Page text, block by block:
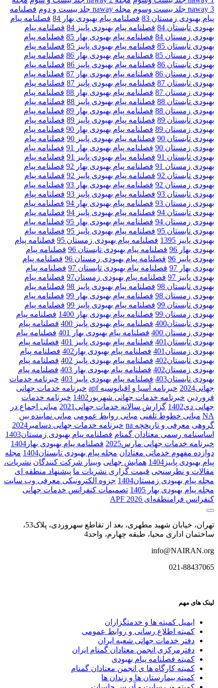
naway 3 جلد بیست وسوم
مجله naway جلد بیست و دوم
فصلنامه
پیام بهبودی زمستان 83
فصلنامه پیام بهبودی بهار 84
فصلنامه پیام
بهبودی تابستان 84
فصلنامه پیام بهبودی پاییز 84
فصلنامه پیام
بهبودی زمستان 84
فصلنامه پیام بهبودی بهار 85
فصلنامه پیام
بهبودی تابستان 85
فصلنامه پیام بهبودی پاییز 85
فصلنامه پیام
بهبودی زمستان 85
فصلنامه پیام بهبودی بهار 86
فصلنامه پیام
بهبودی تابستان 86
فصلنامه پیام بهبودی پاییز 86
فصلنامه پیام
بهبودی زمستان 86
فصلنامه پیام بهبودی بهار 87
فصلنامه پیام
بهبودی تابستان 87
فصلنامه پیام بهبودی پاییز 87
فصلنامه پیام
بهبودی زمستان 87
فصلنامه پیام بهبودی بهار 88
فصلنامه پیام
بهبودی تابستان 88
فصلنامه پیام بهبودی پاییز 88
فصلنامه پیام
بهبودی زمستان 88
فصلنامه پیام بهبودی بهار 89
فصلنامه پیام
بهبودی تابستان 89
فصلنامه پیام بهبودی پاییز 89
فصلنامه پیام
بهبودی زمستان 89
فصلنامه پیام بهبودی بهار 90
فصلنامه پیام
بهبودی تابستان 90
فصلنامه پیام بهبودی پاییز 90
فصلنامه پیام
بهبودی زمستان 90
فصلنامه پیام بهبودی بهار 91
فصلنامه پیام
بهبودی تابستان 91
فصلنامه پیام بهبودی پاییز 91
فصلنامه پیام
بهبودی زمستان 91
فصلنامه پیام بهبودی بهار 92
فصلنامه پیام
بهبودی تابستان 92
فصلنامه پیام بهبودی پاییز 92
فصلنامه پیام
بهبودی زمستان 92
فصلنامه پیام بهبودی بهار 93
فصلنامه پیام
بهبودی تابستان 93
فصلنامه پیام بهبودی پاییز 93
فصلنامه پیام
بهبودی زمستان 93
فصلنامه پیام بهبودی بهار 94
فصلنامه پیام
بهبودی تابستان 94
فصلنامه پیام بهبودی پاییز 94
فصلنامه پیام
بهبودی زمستان 94
فصلنامه پیام بهبودی بهار 95
فصلنامه پیام
بهبودی تابستان 95
فصلنامه پیام بهبودی پاییز 95
فصلنامه پیام
بهبودی پاییز 1395
فصلنامه پیام بهبودی زمستان 95
فصلنامه پیام
بهبودی بهار 96
فصلنامه پیام بهبودی تابستان 96
فصلنامه پیام
بهبودی پاییز 96
فصلنامه پیام بهبودی زمستان 96
فصلنامه پیام
بهبودی بهار 97
فصلنامه پیام بهبودی تابستان 97
فصلنامه پیام
بهبودی پاییز 97
فصلنامه پیام بهبودی زمستان97
فصلنامه پیام
بهبودی تابستان 98
فصلنامه پیام بهبودی پاییز 98
فصلنامه پیام
بهبودی زمستان 98
فصلنامه پیام بهبودی بهار 99
فصلنامه پیام
بهبودی تابستان 99
فصلنامه پیام بهبودی پاییز 99
فصلنامه پیام
بهبودی زمستان 99
فصلنامه پیام بهبودی بهار 1400
فصلنامه پیام
بهبودی تابستان400
فصلنامه پیام بهبودی پاییز 400
فصلنامه پیام
بهبودی زمستان 400
فصلنامه پیام بهبودی بهار 401
فصلنامه پیام
بهبودی تابستان401
فصلنامه پیام بهبودی پاییز 401
فصلنامه پیام
بهبودی زمستان401
فصلنامه پیام بهبودی بهار402
فصلنامه پیام
بهبودی تابستان402
فصلنامه پیام بهبودی پاییز 402
فصلنامه پیام
بهبودی زمستان402
فصلنامه پیام بهبودی بهار 403
فصلنامه پیام
بهبودی تابستان403
فصلنامه پیام بهبودی پاییز 403
خبرنامه خدمات
جهانی2024
خبرنامه آسیا و اقیانوسیه apf
خبرنامه خدمات جهانی
فروردین خبرنامه خدمات جهانی شهریور1402
خبرنامه خدمات
جهانی دی1402
گزارش سالانه خدمات جهانی2021
مبانی اجماع در
NA مبانی خطوط تلفنی مبانی روابط عمومی مبانی نماینده بین
گروهی معرفی و تاریخچه na
خبرنامه خدمات جهانی دسامبر2024
اساسنامه رسمی معتادان گمنام فصلنامه پیام بهبودی زمستان1403
خبرنامه خدمات جهانی مارس2025
فصلنامه پیام بهبودی بهار1404
دوازده مفهوم خدماتی معتادان مجله پیام بهبودی تابستان1404
مجله
پیام بهبودی پاییز1404
همایش جهانی وبینار شرکت کنندگان نشریات،
مقالات و نظرسنجی قیمت گزاری نشریات ما پیشنهاد منطقه ای
مجله پیام بهبودی زمستان1404
جزوه الکترونیکی معرفی وب سایت
مجله پیام بهبودی بهار 1405
تصمیمات کنفرانس خدمات جهانی
کنفرانس فرا‌منطقه‌ای APF 2026
تهران، خیابان شهید مطهری، بعد از تقاطع سهروردی، پلاک53،
ساختمان اداری محیا، طبقه چهارم، واحد4
info@NAIRAN.org
021-88437065
لینک های مهم
ایمیل کمیته ها و خدمتگزاران
کميته اطلاع رسانی و روابط عمومی
دفتر خدمات جهانی شعبه ايران
دفترمرکزی انجمن معتادان گمنام ایران
کمیته فصلنامه پیام بهبودی
کمیته کارگاه ها ی انجمن معتادان گمنام
کمیته بیمارستان ها و زندان ها